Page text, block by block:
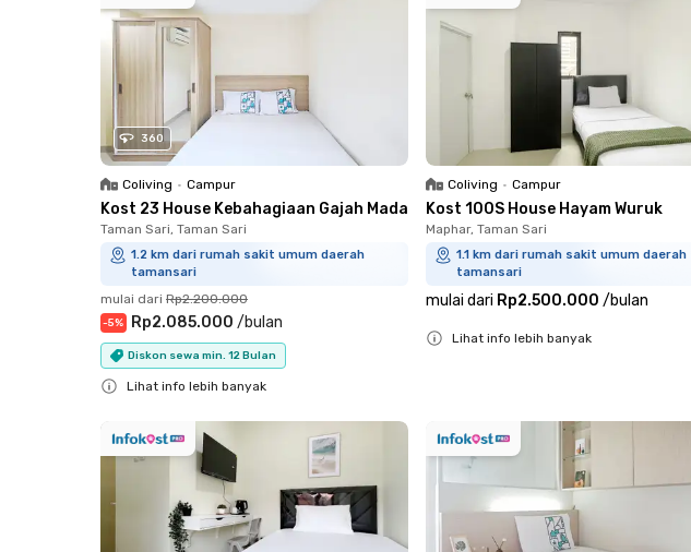
360
Coliving • Campur
Kost 23 House Kebahagiaan Gajah Mada
Taman Sari, Taman Sari
1.2 km dari rumah sakit umum daerah
tamansari
mulai dari Rp2.200.000
-5% Rp2.085.000 /bulan
Diskon sewa min. 12 Bulan
Lihat info lebih banyak
Coliving • Campur
Kost 100S House Hayam Wuruk
Maphar, Taman Sari
1.1 km dari rumah sakit umum daerah
tamansari
mulai dari Rp2.500.000 /bulan
Lihat info lebih banyak